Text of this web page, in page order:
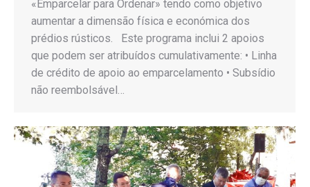
«Emparcelar para Ordenar» tendo como objetivo
aumentar a dimensão física e económica dos
prédios rústicos. Este programa inclui 2 apoios
que podem ser atribuídos cumulativamente: • Linha
de crédito de apoio ao emparcelamento • Subsídio
não reembolsável…